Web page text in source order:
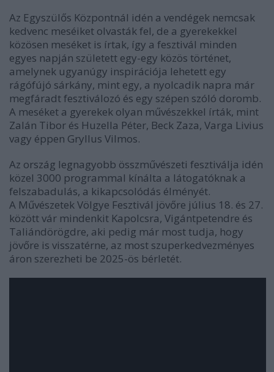
Az Egyszülős Központnál idén a vendégek nemcsak
kedvenc meséiket olvasták fel, de a gyerekekkel
közösen meséket is írtak, így a fesztivál minden
egyes napján született egy-egy közös történet,
amelynek ugyanúgy inspirációja lehetett egy
rágófújó sárkány, mint egy, a nyolcadik napra már
megfáradt fesztiválozó és egy szépen szóló doromb.
A meséket a gyerekek olyan művészekkel írták, mint
Zalán Tibor és Huzella Péter, Beck Zaza, Varga Livius
vagy éppen Gryllus Vilmos.
Az ország legnagyobb összművészeti fesztiválja idén
közel 3000 programmal kínálta a látogatóknak a
felszabadulás, a kikapcsolódás élményét.
A Művészetek Völgye Fesztivál jövőre július 18. és 27.
között vár mindenkit Kapolcsra, Vigántpetendre és
Taliándörögdre, aki pedig már most tudja, hogy
jövőre is visszatérne, az most szuperkedvezményes
áron szerezheti be 2025-ös bérletét.